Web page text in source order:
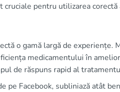
pentru utilizarea corectă
o gamă largă de experiențe.
medicamentului în
de răspuns rapid al
Facebook, subliniază atât